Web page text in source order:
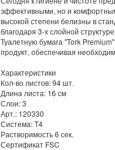
эффективными, но и
высокой степени белизны в
благодаря 3-х слойной
Туалетную бумага "Tork
продукт, обеспечивая
Характеристики
Кол-во листов: 94 шт.
Длина листа: 16 см
Слои: 3
Арт.: 120330
Система: T4
Растворимость 6 сек.
Сертификат FSC